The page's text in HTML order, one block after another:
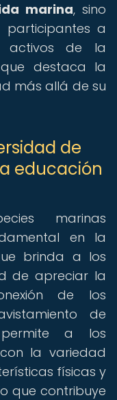
marina, sino
a
activos de la
destaca la
más allá de su
de
educación
marinas
en la
brinda a los
de apreciar la
de los
de
a los
la variedad
físicas y
que contribuye